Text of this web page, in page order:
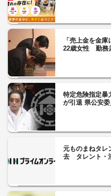
「売上金を金
22歳女性 勤務
特定危険指定暴
が引退 県公安
元ものまねタレ
去 タレント・